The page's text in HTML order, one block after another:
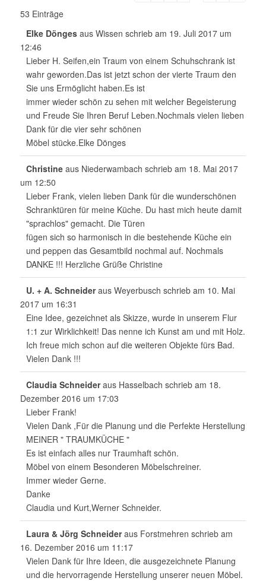
n
G
s
t
e
b
u
c
l
s
t
e
53 Einträge
Elke Dönges aus Wissen schrieb am 19. Juli 2017 um
12:46
Lieber H. Seifen,ein Traum von einem Schuhschrank ist
wahr geworden.Das ist jetzt schon der vierte Traum den
Sie uns Ermöglicht haben.Es ist
immer wieder schön zu sehen mit welcher Begeisterung
und Freude Sie Ihren Beruf Leben.Nochmals vielen lieben
Dank für die vier sehr schönen
Möbel stücke.Elke Dönges
Christine aus Niederwambach schrieb am 18. Mai 2017
um 12:50
Lieber Frank, vielen lieben Dank für die wunderschönen
Schranktüren für meine Küche. Du hast mich heute damit
"sprachlos" gemacht. Die Türen
fügen sich so harmonisch in die bestehende Küche ein
und peppen das Gesamtbild nochmal auf. Nochmals
DANKE !!! Herzliche Grüße Christine
U. + A. Schneider aus Weyerbusch schrieb am 10. Mai
2017 um 16:31
Eine Idee, gezeichnet als Skizze, wurde in unserem Flur
1:1 zur Wirklichkeit! Das nenne ich Kunst am und mit Holz.
Ich freue mich schon auf die weiteren Objekte fürs Bad.
Vielen Dank !!!
Claudia Schneider aus Hasselbach schrieb am 18.
Dezember 2016 um 17:03
Lieber Frank!
Vielen Dank ,Für die Planung und die Perfekte Herstellung
MEINER " TRAUMKÜCHE "
Es ist einfach alles nur Traumhaft schön.
Möbel von einem Besonderen Möbelschreiner.
Immer wieder Gerne.
Danke
Claudia und Kurt,Werner Schneider.
Laura & Jörg Schneider aus Forstmehren schrieb am
16. Dezember 2016 um 11:17
Vielen Dank für Ihre Ideen, die ausgezeichnete Planung
und die hervorragende Herstellung unserer neuen Möbel.